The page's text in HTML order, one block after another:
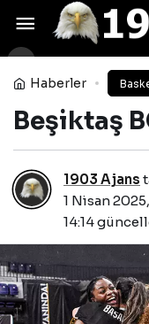
Haberler
Beşiktaş
1903 Ajans
1 Nisan
14:14
Yorum Yap